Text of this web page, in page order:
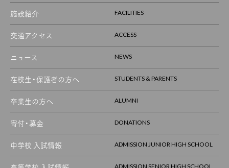
FACILITIES
施設紹介
ACCESS
交通アクセス
NEWS
ニュース
STUDENTS & PARENTS
在校生・保護者の方へ
ALUMNI
卒業生の方へ
DONATIONS
寄付・募金
ADMISSION JUNIOR HIGH SCHOOL
中学校 入試情報
ADMISSION SENIOR HIGH SCHOOL